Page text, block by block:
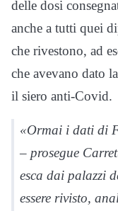
delle dosi
anche a tutti quei
che rivestono, ad
che avevano dato
il siero anti-Covid.
«Ormai i dati di
– prosegue
esca dai palazzi
essere rivisto,